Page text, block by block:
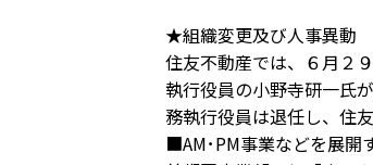
★組織変更及び人事異動
住友不動産では、６月２
執行役員の小野寺研一氏
務執行役員は退任し、住
■AM･PM事業などを展開